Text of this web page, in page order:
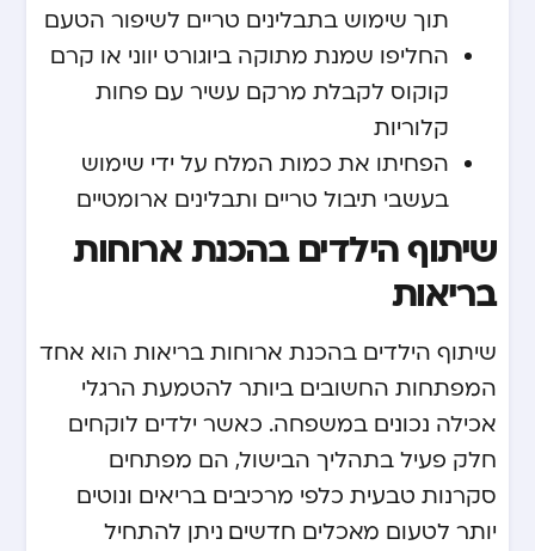
תוך שימוש בתבלינים טריים לשיפור הטעם
החליפו שמנת מתוקה ביוגורט יווני או קרם
קוקוס לקבלת מרקם עשיר עם פחות
קלוריות
הפחיתו את כמות המלח על ידי שימוש
בעשבי תיבול טריים ותבלינים ארומטיים
שיתוף הילדים בהכנת ארוחות
בריאות
שיתוף הילדים בהכנת ארוחות בריאות הוא אחד
המפתחות החשובים ביותר להטמעת הרגלי
אכילה נכונים במשפחה. כאשר ילדים לוקחים
חלק פעיל בתהליך הבישול, הם מפתחים
סקרנות טבעית כלפי מרכיבים בריאים ונוטים
יותר לטעום מאכלים חדשים. ניתן להתחיל